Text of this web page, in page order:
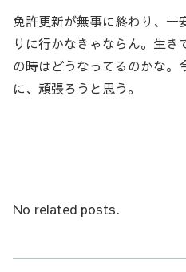
免許更新が無事に終わり、一
りに行かなきゃならん。生
の時はどうなってるのかな。
に、頑張ろうと思う。
No related posts.